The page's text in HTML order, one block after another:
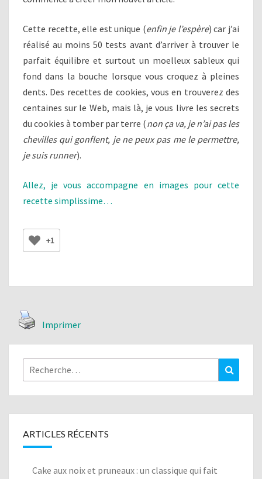
Cette recette, elle est unique (enfin je l’espère) car j’ai
réalisé au moins 50 tests avant d’arriver à trouver le
parfait équilibre et surtout un moelleux sableux qui
fond dans la bouche lorsque vous croquez à pleines
dents. Des recettes de cookies, vous en trouverez des
centaines sur le Web, mais là, je vous livre les secrets
du cookies à tomber par terre (non ça va, je n’ai pas les
chevilles qui gonflent, je ne peux pas me le permettre,
je suis runner).
Allez, je vous accompagne en images pour cette
recette simplissime…
+1
Imprimer
Rechercher :
ARTICLES RÉCENTS
Cake aux noix et pruneaux : un classique qui fait